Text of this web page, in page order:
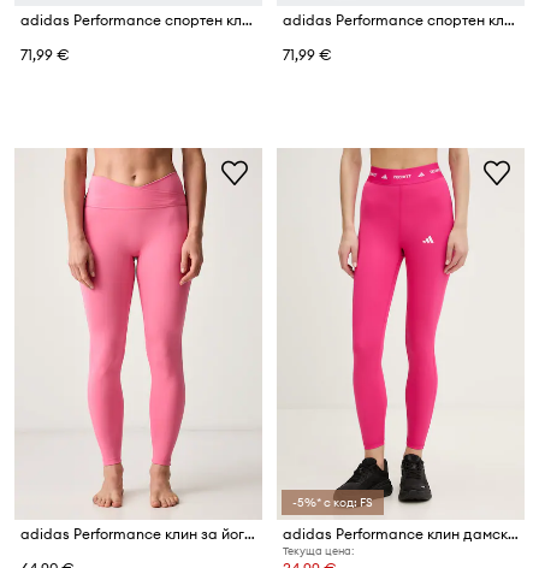
adidas Performance спортен клин дамски Originals Sport
71,99 €
adidas Performance спортен клин дамски Originals Sport
71,99 €
adidas Performance клин за йога дамски Three Stripes Studio
-5%* с код: FS
adidas Performance клин дамски
Текуща цена: